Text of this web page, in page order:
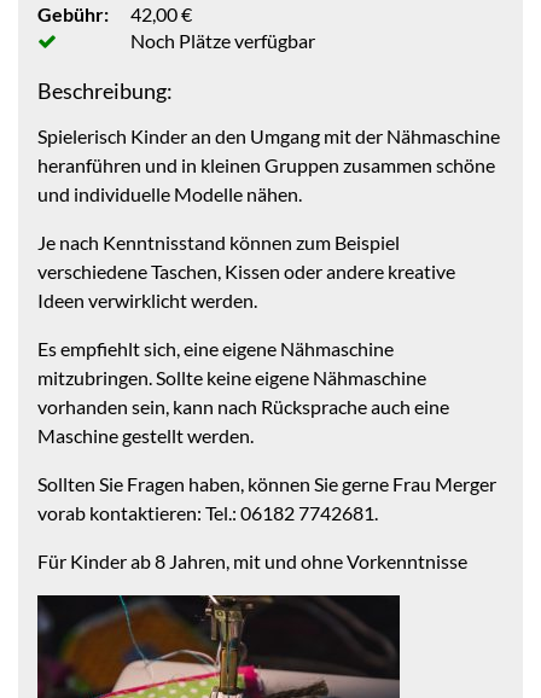
Gebühr:
42,00 €
Noch Plätze verfügbar
Beschreibung:
Spielerisch Kinder an den Umgang mit der Nähmaschine
heranführen und in kleinen Gruppen zusammen schöne
und individuelle Modelle nähen.
Je nach Kenntnisstand können zum Beispiel
verschiedene Taschen, Kissen oder andere kreative
Ideen verwirklicht werden.
Es empfiehlt sich, eine eigene Nähmaschine
mitzubringen. Sollte keine eigene Nähmaschine
vorhanden sein, kann nach Rücksprache auch eine
Maschine gestellt werden.
Sollten Sie Fragen haben, können Sie gerne Frau Merger
vorab kontaktieren: Tel.: 06182 7742681.
Für Kinder ab 8 Jahren, mit und ohne Vorkenntnisse